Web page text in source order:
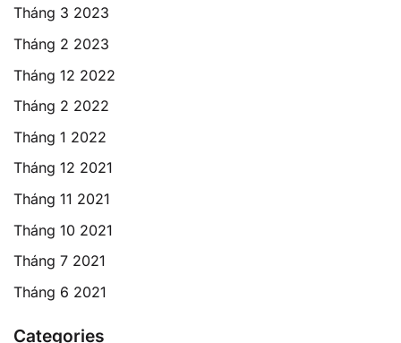
Tháng 3 2023
Tháng 2 2023
Tháng 12 2022
Tháng 2 2022
Tháng 1 2022
Tháng 12 2021
Tháng 11 2021
Tháng 10 2021
Tháng 7 2021
Tháng 6 2021
Categories